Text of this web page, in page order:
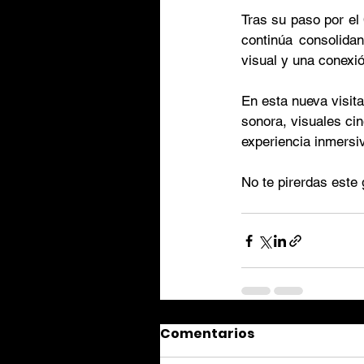
Tras su paso por el
continúa
visual y una
En esta nueva
sonora, visuales
experiencia
No te pirerdas este
Comentarios